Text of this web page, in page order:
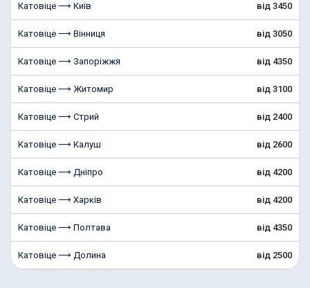
Катовіце ⟶ Київ від 3450
Катовіце ⟶ Вінниця від 3050
Катовіце ⟶ Запоріжжя від 4350
Катовіце ⟶ Житомир від 3100
Катовіце ⟶ Стрий від 2400
Катовіце ⟶ Калуш від 2600
Катовіце ⟶ Дніпро від 4200
Катовіце ⟶ Харків від 4200
Катовіце ⟶ Полтава від 4350
Катовіце ⟶ Долина від 2500